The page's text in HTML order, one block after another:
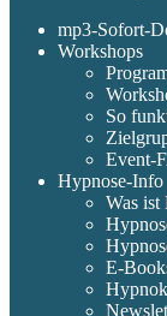
mp3-Sofort-
Workshops
So
Event-
Hypnose-Info
Was ist
E-